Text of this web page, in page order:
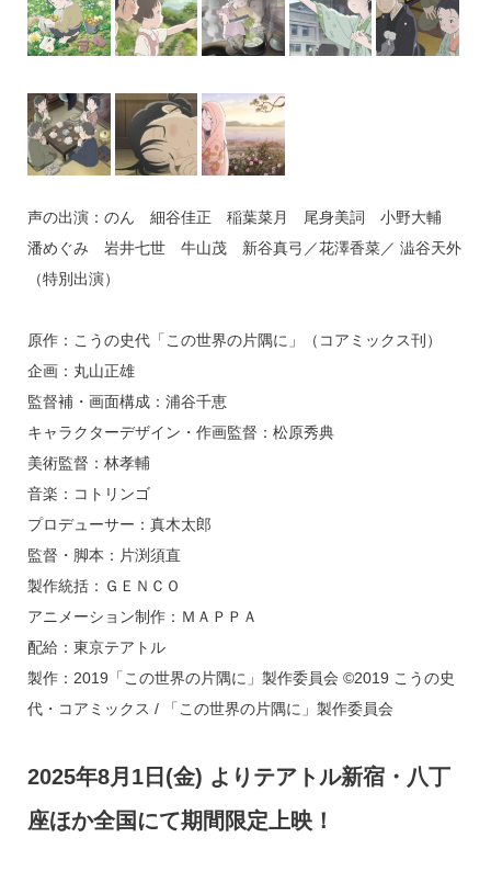
声の出演：のん 細谷佳正 稲葉菜月 尾身美詞 小野大輔
潘めぐみ 岩井七世 牛山茂 新谷真弓／花澤香菜／ 澁谷天外
（特別出演）
原作：こうの史代「この世界の片隅に」（コアミックス刊）
企画：丸山正雄
監督補・画面構成：浦谷千恵
キャラクターデザイン・作画監督：松原秀典
美術監督：林孝輔
音楽：コトリンゴ
プロデューサー：真木太郎
監督・脚本：片渕須直
製作統括：ＧＥＮＣＯ
アニメーション制作：ＭＡＰＰＡ
配給：東京テアトル
製作：2019「この世界の片隅に」製作委員会 ©2019 こうの史
代・コアミックス / 「この世界の片隅に」製作委員会
2025年8月1日(金) よりテアトル新宿・八丁
座ほか全国にて期間限定上映！